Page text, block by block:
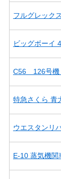
フルグレック
ビッグボーイ
C56 126号
特急さくら 青
ウエスタンリ
E-10 蒸気機関